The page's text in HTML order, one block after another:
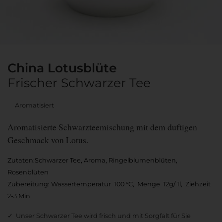
China Lotusblüte
Frischer Schwarzer Tee
Aromatisiert
Aromatisierte Schwarzteemischung mit dem duftigen
Geschmack von Lotus.
Zutaten:Schwarzer Tee, Aroma, Ringelblumenblüten,
Rosenblüten
Zubereitung: Wassertemperatur 100 °C, Menge 12g/ 1l, Ziehzeit
2-3 Min
Unser Schwarzer Tee wird frisch und mit Sorgfalt für Sie